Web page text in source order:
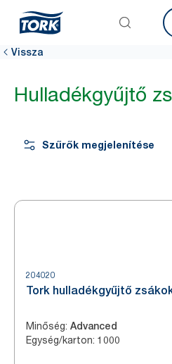
Vissza
Hulladékgyűjtő
Szűrők megjelenítése
204020
Tork hulladékgyűjtő
Minőség: Advanced
Egység/karton: 1000